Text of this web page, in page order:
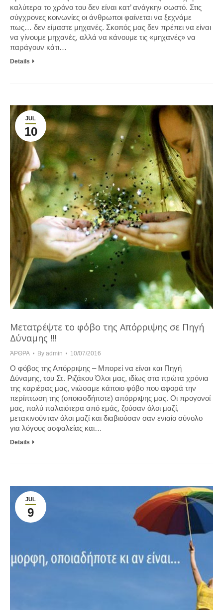
καλύτερα το χρόνο του δεν είναι κατ’ ανάγκην σωστό. Στις
σύγχρονες κοινωνίες οι άνθρωποι φαίνεται να ξεχνάμε
πως… δεν είμαστε μηχανές. Σκοπός μας δεν πρέπει να είναι
να γίνουμε μηχανές, αλλά να κάνουμε τις «μηχανές» να
παράγουν κάτι…
Details
JUL
10
Μετατρέψτε το φόβο της Απόρριψης σε Πηγή
Δύναμης !!!
ΆΡΘΡΑ By admin 10/07/2016
Ο φόβος της Απόρριψης – Μπορεί να είναι και Πηγή
Δύναμης, του Στ. Ριζάκου Όλοι μας, ιδίως στα πρώτα χρόνια
της καριέρας μας, νιώσαμε κάποιο φόβο που αφορά την
περίπτωση της (οποιασδήποτε) απόρριψης μας. Οι προγονοί
μας, πολύ παλαιότερα από εμάς, ζούσαν όλοι μαζί,
μετακινούνταν όλοι μαζί και διαβιούσαν σαν ενιαίο σύνολο
για λόγους ασφαλείας και…
Details
JUL
9